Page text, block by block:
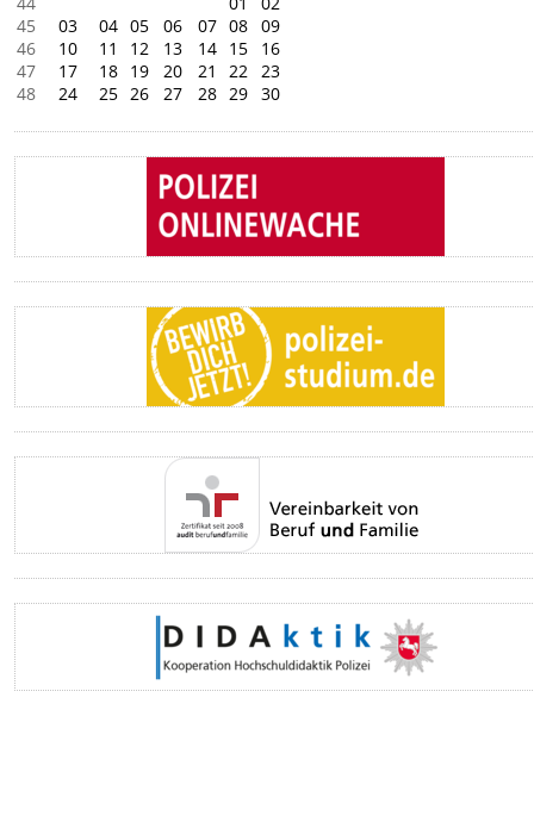
45
03 04 05 06 07 08
09
46
10 11 12 13 14 15
16
47
17 18 19 20 21 22
23
48
24 25 26 27 28 29 30